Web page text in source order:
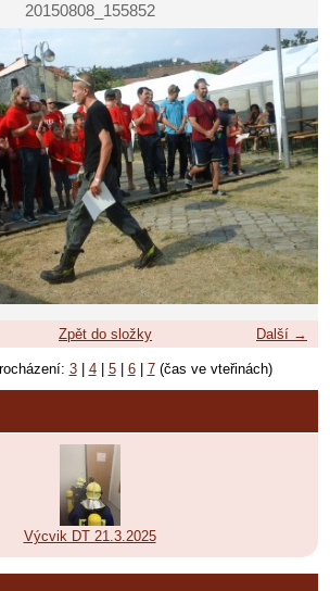
20150808_155852
Další →
Zpět do složky
3| 4| 5| 6| 7(čas ve vteřinách)
Výcvik DT 21.3.2025